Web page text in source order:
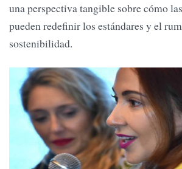
una perspectiva tangible sobre cómo
pueden redefinir los estándares y el
sostenibilidad.